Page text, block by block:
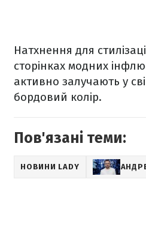
Натхнення для
сторінках модних
активно залучають у
бордовий колір.
Пов'язані теми:
НОВИНИ LADY